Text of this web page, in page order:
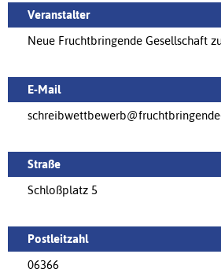
Veranstalter
Neue Fruchtbringende Gesellschaft
E-Mail
Straße
Schloßplatz 5
Postleitzahl
06366